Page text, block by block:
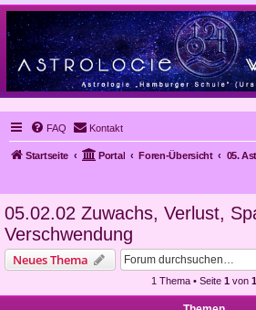
FAQ Kontakt
Startseite Portal Foren-Übersicht
05.02.02 Zuwachs, Verlust,
Verschwendung
Neues Thema
1 Thema • Seite 1 von 1